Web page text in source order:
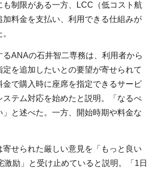
も制限がある一方、LCC（低コスト航
加料金を支払い、利用できる仕組みが
ANAの石井智二専務は、利用者から
を追加したいとの要望が寄せられて
金で購入時に座席を指定できるサービ
ステム対応を始めたと説明。「なるべ
」と述べた。一方、開始時期や料金な
せられた厳しい意見を「もっと良い
励」と受け止めていると説明。「1日